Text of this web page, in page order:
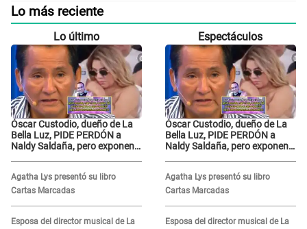
Lo más reciente
Lo último
Óscar Custodio, dueño de La
Bella Luz, PIDE PERDÓN a
Naldy Saldaña, pero exponen
grabar"
Agatha Lys presentó su libro
Cartas Marcadas
Esposa del director musical de La
Espectáculos
Óscar Custodio, dueño de La
Bella Luz, PIDE PERDÓN a
Naldy Saldaña, pero exponen
grabar"
Agatha Lys presentó su libro
Cartas Marcadas
Esposa del director musical de La